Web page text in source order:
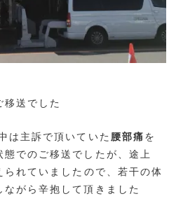
移送でした
は主訴で頂いていた 腰部痛を
でのご移送でしたが、途上
られていましたので、若干の体
がら辛抱して頂きました